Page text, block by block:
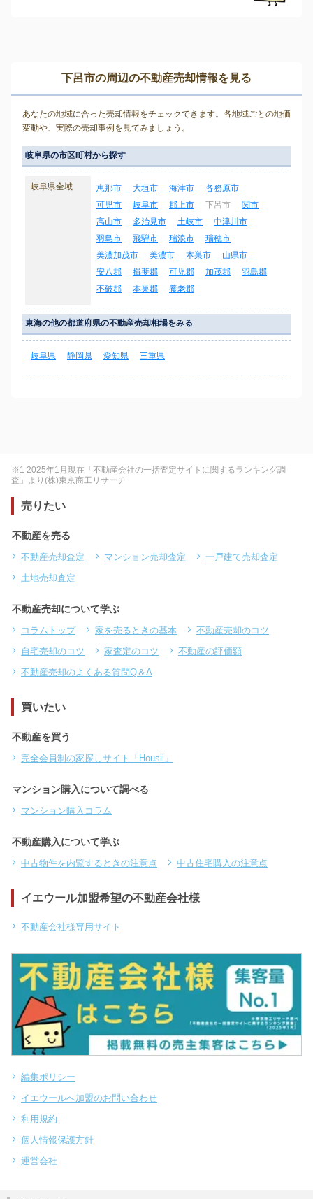
下呂市の周辺の不動産売却情報を見る
あなたの地域に合った売却情報をチェックできます。各地域ごとの地価
変動や、実際の売却事例を見てみましょう。
岐阜県の市区町村から探す
岐阜県全域 恵那市 大垣市 海津市
各務原市
可児市
岐阜市 郡上市 下呂市
関市
高山市
多治見市 土岐市
中津川市
羽島市
飛騨市 瑞浪市
瑞穂市
美濃加茂市
美濃市 本巣市
山県市
安八郡
揖斐郡 可児郡 加茂郡
羽島郡
不破郡
本巣郡 養老郡
東海の他の都道府県の不動産売却相場をみる
岐阜県 静岡県 愛知県 三重県
※1 2025年1月現在「不動産会社の一括査定サイトに関するランキング調
査」より(株)東京商工リサーチ
売りたい
不動産を売る
不動産売却査定 マンション売却査定
一戸建て売却査定
土地売却査定
不動産売却について学ぶ
コラムトップ 家を売るときの基本
不動産売却のコツ
自宅売却のコツ
家査定のコツ
不動産の評価額
不動産売却のよくある質問Q＆A
買いたい
不動産を買う
完全会員制の家探しサイト「Housii」
マンション購入について調べる
マンション購入コラム
不動産購入について学ぶ
中古物件を内覧するときの注意点 中古住宅購入の注意点
イエウール加盟希望の不動産会社様
不動産会社様専用サイト
編集ポリシー
イエウールへ加盟のお問い合わせ
利用規約
個人情報保護方針
運営会社